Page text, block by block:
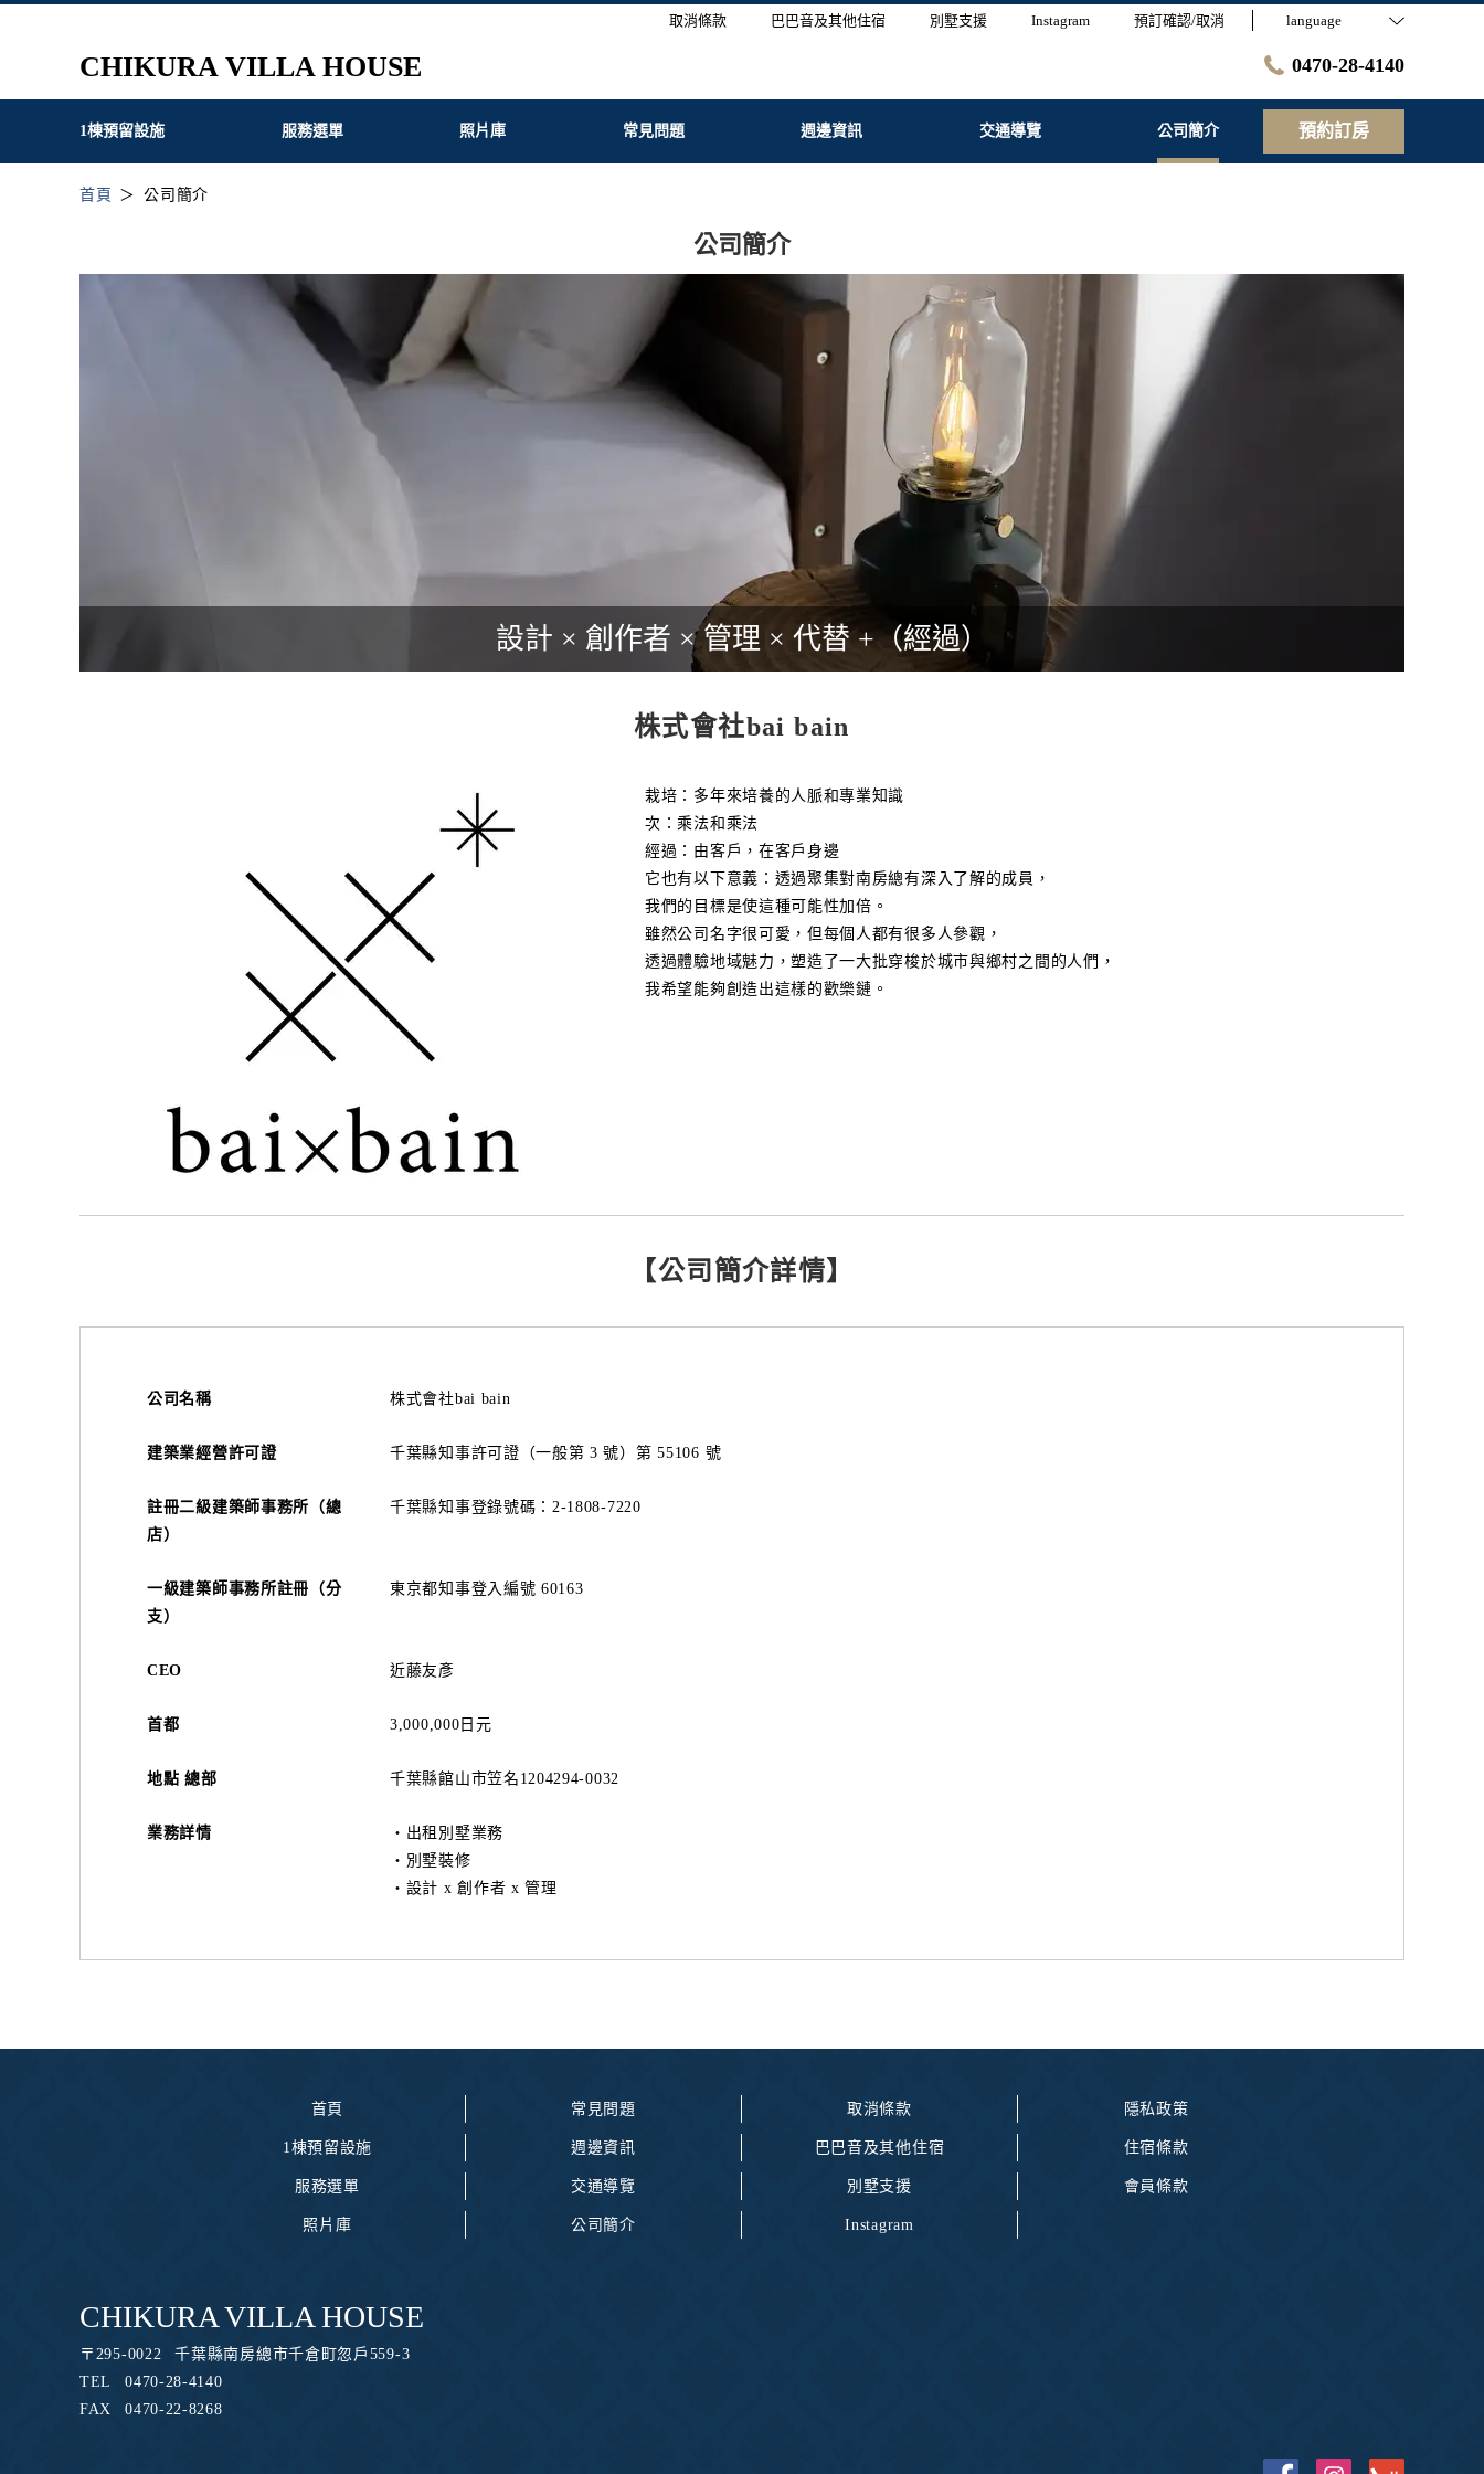
取消條款 巴巴音及其他住宿 別墅支援 Instagram 預訂確認/取消 language
CHIKURA VILLA HOUSE 0470-28-4140
1棟預留設施 服務選單 照片庫 常見問題 週邊資訊 交通導覽 公司簡介 預約訂房
首頁 公司簡介
公司簡介
設計 × 創作者 × 管理 × 代替 +（經過）
株式會社bai bain
栽培：多年來培養的人脈和專業知識
次：乘法和乘法
經過：由客戶，在客戶身邊
它也有以下意義：透過聚集對南房總有深入了解的成員，
我們的目標是使這種可能性加倍。
雖然公司名字很可愛，但每個人都有很多人參觀，
透過體驗地域魅力，塑造了一大批穿梭於城市與鄉村之間的人們，
我希望能夠創造出這樣的歡樂鏈。
【公司簡介詳情】
公司名稱 株式會社bai bain
建築業經營許可證 千葉縣知事許可證（一般第 3 號）第 55106 號
註冊二級建築師事務所（總
店）
千葉縣知事登錄號碼：2-1808-7220
一級建築師事務所註冊（分
支）
東京都知事登入編號 60163
CEO 近藤友彥
首都 3,000,000日元
地點 總部 千葉縣館山市笠名1204294-0032
業務詳情
・出租別墅業務
・別墅裝修
・設計 x 創作者 x 管理
首頁
1棟預留設施
服務選單
照片庫
常見問題
週邊資訊
交通導覽
公司簡介
取消條款
巴巴音及其他住宿
別墅支援
Instagram
隱私政策
住宿條款
會員條款
CHIKURA VILLA HOUSE
〒 295-0022
千葉縣南房總市千倉町忽戶559-3
TEL
0470-28-4140
FAX
0470-22-8268